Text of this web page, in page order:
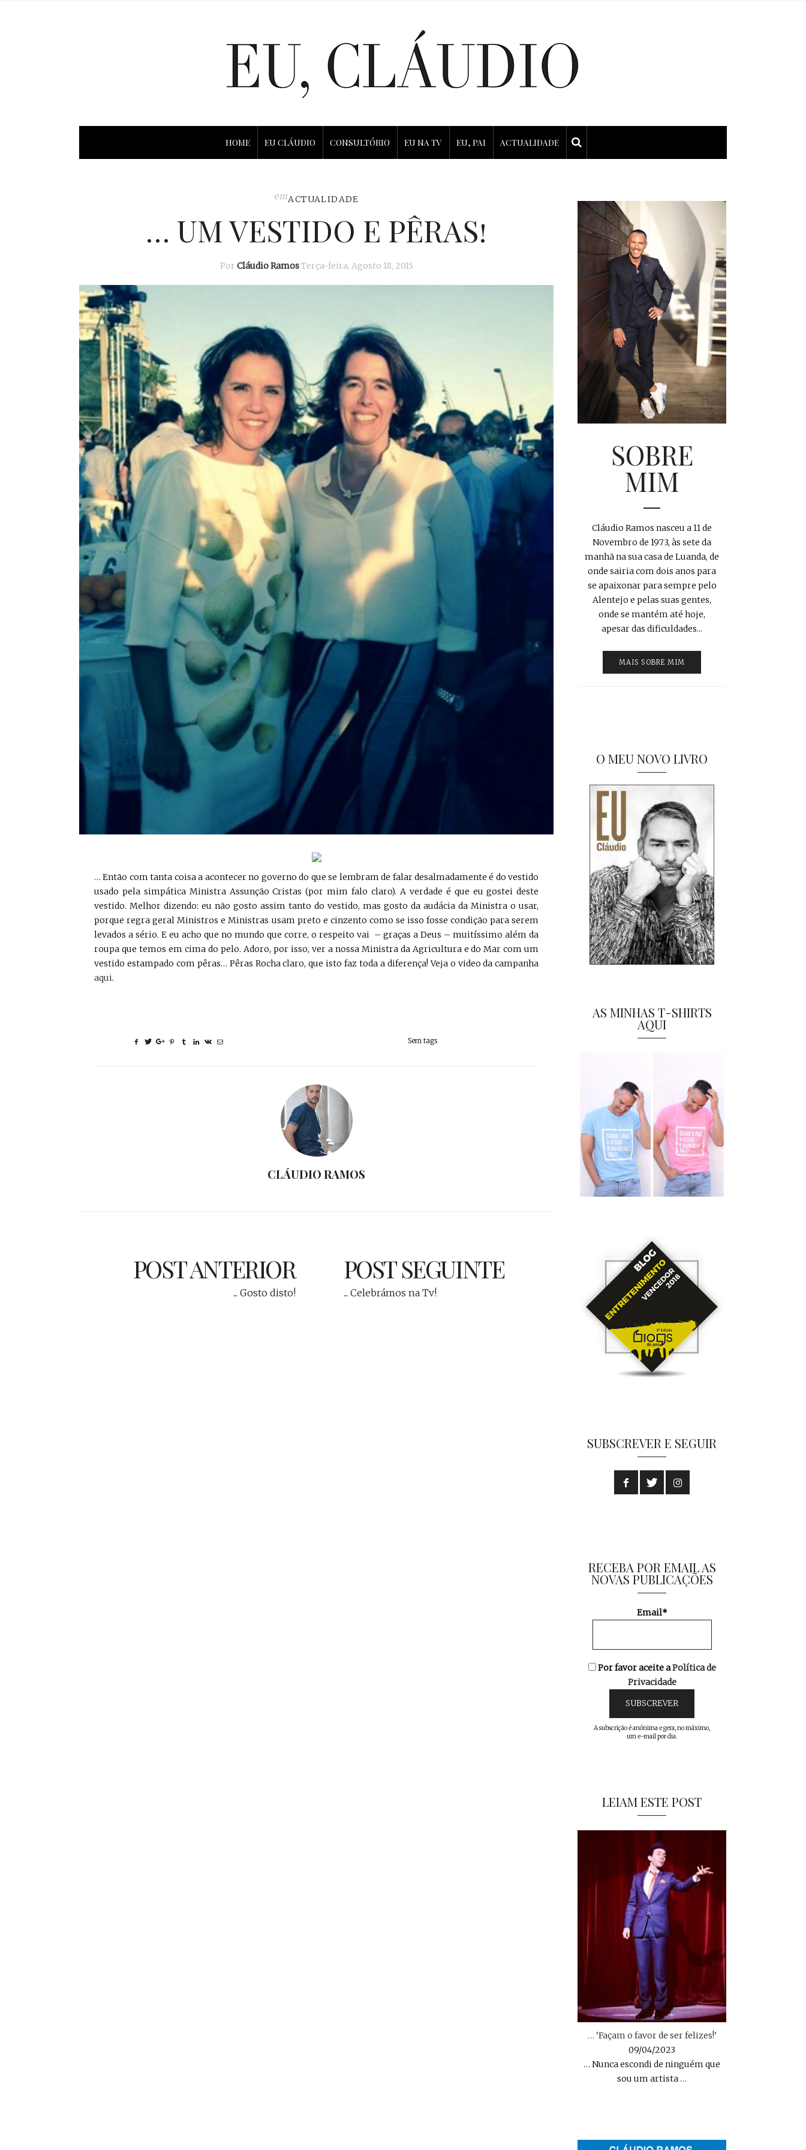
HOME EU CLÁUDIO CONSULTÓRIO EU NA TV EU, PAI ACTUALIDADE
emACTUALIDADE
… UM VESTIDO E PÊRAS!
Por Cláudio RamosTerça-feira, Agosto 18, 2015
… Então com tanta coisa a acontecer no governo do que se lembram de falar desalmadamente é do vestido
usado pela simpática Ministra Assunção Cristas (por mim falo claro). A verdade é que eu gostei deste
vestido. Melhor dizendo: eu não gosto assim tanto do vestido, mas gosto da audácia da Ministra o usar,
porque regra geral Ministros e Ministras usam preto e cinzento como se isso fosse condição para serem
levados a sério. E eu acho que no mundo que corre, o respeito vai – graças a Deus – muitíssimo além da
roupa que temos em cima do pelo. Adoro, por isso, ver a nossa Ministra da Agricultura e do Mar com um
vestido estampado com pêras… Pêras Rocha claro, que isto faz toda a diferença! Veja o video da campanha
aqui.
Sem tags
CLÁUDIO RAMOS
POST ANTERIOR
... Gosto disto!
POST SEGUINTE
... Celebrámos na Tv!
SOBRE
MIM
Cláudio Ramos nasceu a 11 de
Novembro de 1973, às sete da
manhã na sua casa de Luanda, de
onde sairia com dois anos para
se apaixonar para sempre pelo
Alentejo e pelas suas gentes,
onde se mantém até hoje,
apesar das dificuldades...
MAIS SOBRE MIM
O MEU NOVO LIVRO
AS MINHAS T-SHIRTS
AQUI
SUBSCREVER E SEGUIR
RECEBA POR EMAIL AS
NOVAS PUBLICAÇÕES
Email*
Por favor aceite aPolítica de
Privacidade
A subscrição é anónima e gera, no máximo,
um e-mail por dia.
LEIAM ESTE POST
… ‘Façam o favor de ser felizes!’
09/04/2023
… Nunca escondi de ninguém que
sou um artista…